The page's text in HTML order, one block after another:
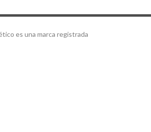
es una marca registrada